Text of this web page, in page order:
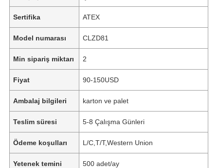
Sertifika ATEX
Model numarası CLZD81
Min sipariş miktarı 2
Fiyat 90-150USD
Ambalaj bilgileri karton ve palet
Teslim süresi 5-8 Çalışma Günleri
Ödeme koşulları L/C,T/T,Western Union
Yetenek temini 500 adet/ay